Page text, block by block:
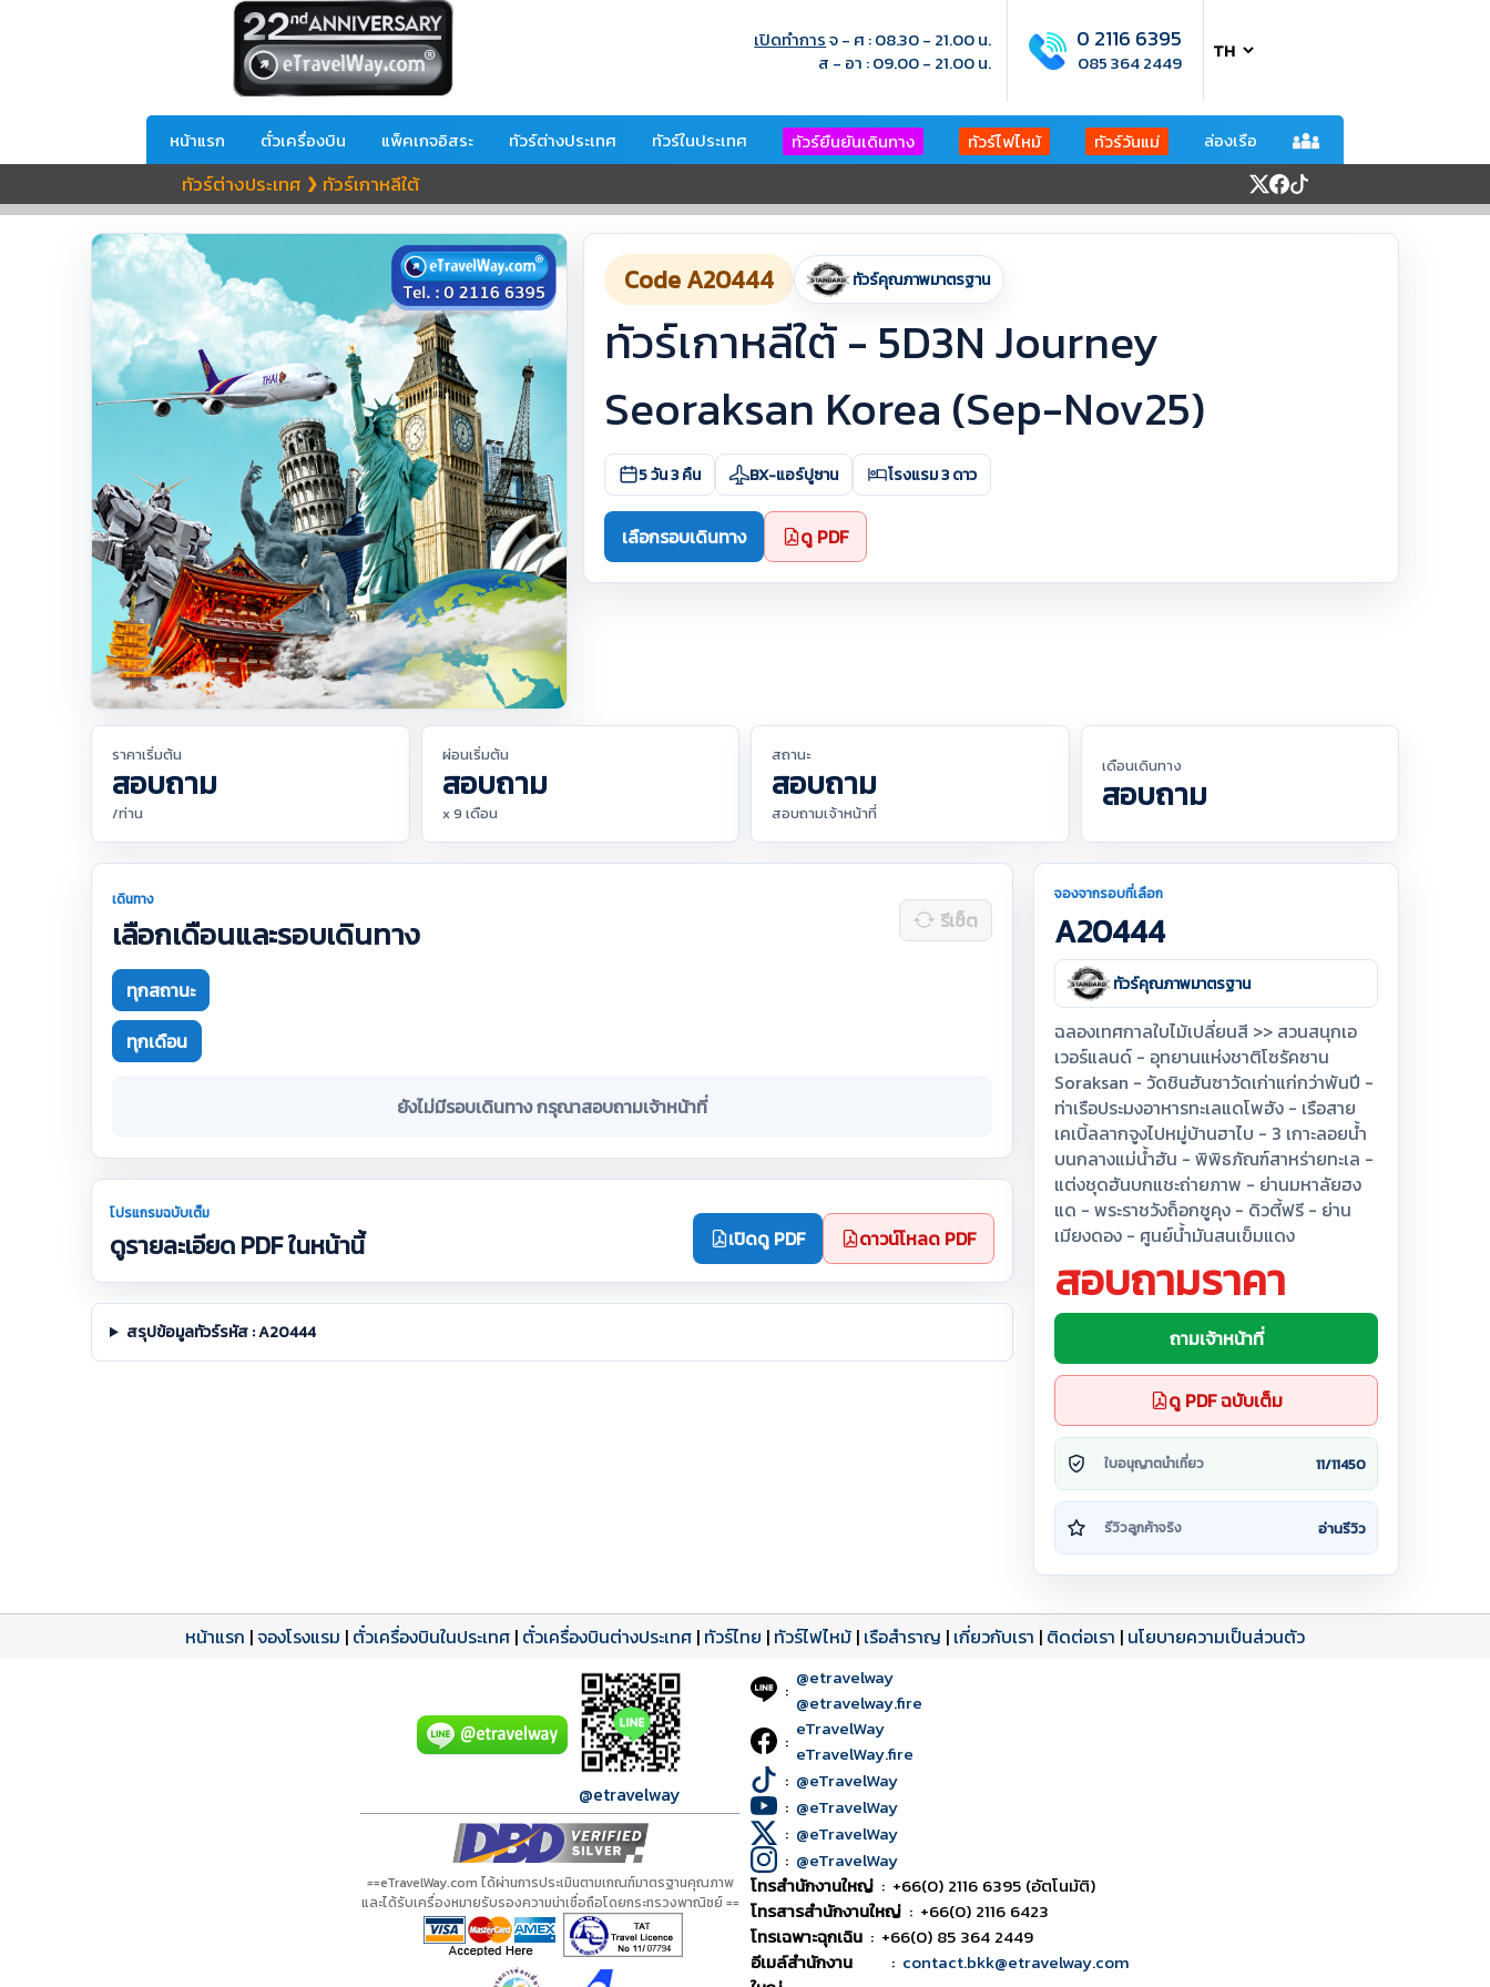
เปิดทำการจ - ศ : 08.30 - 21.00 น.
ส - อา : 09.00 - 21.00 น.
0 2116 6395
085 364 2449
หน้าแรก ตั๋วเครื่องบิน แพ็คเกจอิสระ ทัวร์ต่างประเทศ ทัวร์ในประเทศ ทัวร์ยืนยันเดินทาง ทัวร์ไฟไหม้ ทัวร์วันแม่ ล่องเรือ
ทัวร์ต่างประเทศ ❯ ทัวร์เกาหลีใต้
Code A20444 ทัวร์คุณภาพมาตรฐาน
ทัวร์เกาหลีใต้ - 5D3N Journey
Seoraksan Korea (Sep-Nov25)
5 วัน 3 คืน BX-แอร์ปูซาน โรงแรม 3 ดาว
เลือกรอบเดินทาง ดู PDF
ราคาเริ่มต้น
สอบถาม
/ท่าน
ผ่อนเริ่มต้น
สอบถาม
x 9 เดือน
สถานะ
สอบถาม
สอบถามเจ้าหน้าที่
เดือนเดินทาง
สอบถาม
เดินทาง
เลือกเดือนและรอบเดินทาง รีเซ็ต
ทุกสถานะ
ทุกเดือน
ยังไม่มีรอบเดินทาง กรุณาสอบถามเจ้าหน้าที่
โปรแกรมฉบับเต็ม
ดูรายละเอียด PDF ในหน้านี้ เปิดดู PDF ดาวน์โหลด PDF
สรุปข้อมูลทัวร์รหัส : A20444
จองจากรอบที่เลือก
A20444
ทัวร์คุณภาพมาตรฐาน
ฉลองเทศกาลใบไม้เปลี่ยนสี >> สวนสนุกเอ
เวอร์แลนด์ - อุทยานแห่งชาติโซรัคซาน
Soraksan - วัดชินฮันซาวัดเก่าแก่กว่าพันปี -
ท่าเรือประมงอาหารทะเลแดโพฮัง - เรือสาย
เคเบิ้ลลากจูงไปหมู่บ้านฮาไบ - 3 เกาะลอยน้ำ
บนกลางแม่น้ำฮัน - พิพิธภัณฑ์สาหร่ายทะเล -
แต่งชุดฮันบกแชะถ่ายภาพ - ย่านมหาลัยฮง
แด - พระราชวังถ็อกซูคุง - ดิวตี้ฟรี - ย่าน
เมียงดอง - ศูนย์น้ำมันสนเข็มแดง
สอบถามราคา
ถามเจ้าหน้าที่
ดู PDF ฉบับเต็ม
ใบอนุญาตนำเที่ยว 11/11450
รีวิวลูกค้าจริง อ่านรีวิว
หน้าแรก |จองโรงแรม | ตั๋วเครื่องบินในประเทศ | ตั๋วเครื่องบินต่างประเทศ | ทัวร์ไทย | ทัวร์ไฟไหม้ | เรือสำราญ | เกี่ยวกับเรา | ติดต่อเรา | นโยบายความเป็นส่วนตัว
@etravelway
==eTravelWay.com ได้ผ่านการประเมินตามเกณฑ์มาตรฐานคุณภาพ
และได้รับเครื่องหมายรับรองความน่าเชื่อถือโดยกระทรวงพาณิชย์ ==
: @etravelway
@etravelway.fire
: eTravelWay
eTravelWay.fire
: @eTravelWay
: @eTravelWay
: @eTravelWay
: @eTravelWay
โทรสำนักงานใหญ่ : +66(0) 2116 6395 (อัตโนมัติ)
โทรสารสำนักงานใหญ่ : +66(0) 2116 6423
โทรเฉพาะฉุกเฉิน : +66(0) 85 364 2449
อีเมล์สำนักงาน
: contact.bkk@etravelway.com